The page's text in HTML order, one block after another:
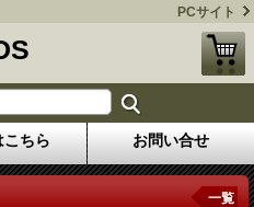
PCサイト
こちら お問い合せ
一覧